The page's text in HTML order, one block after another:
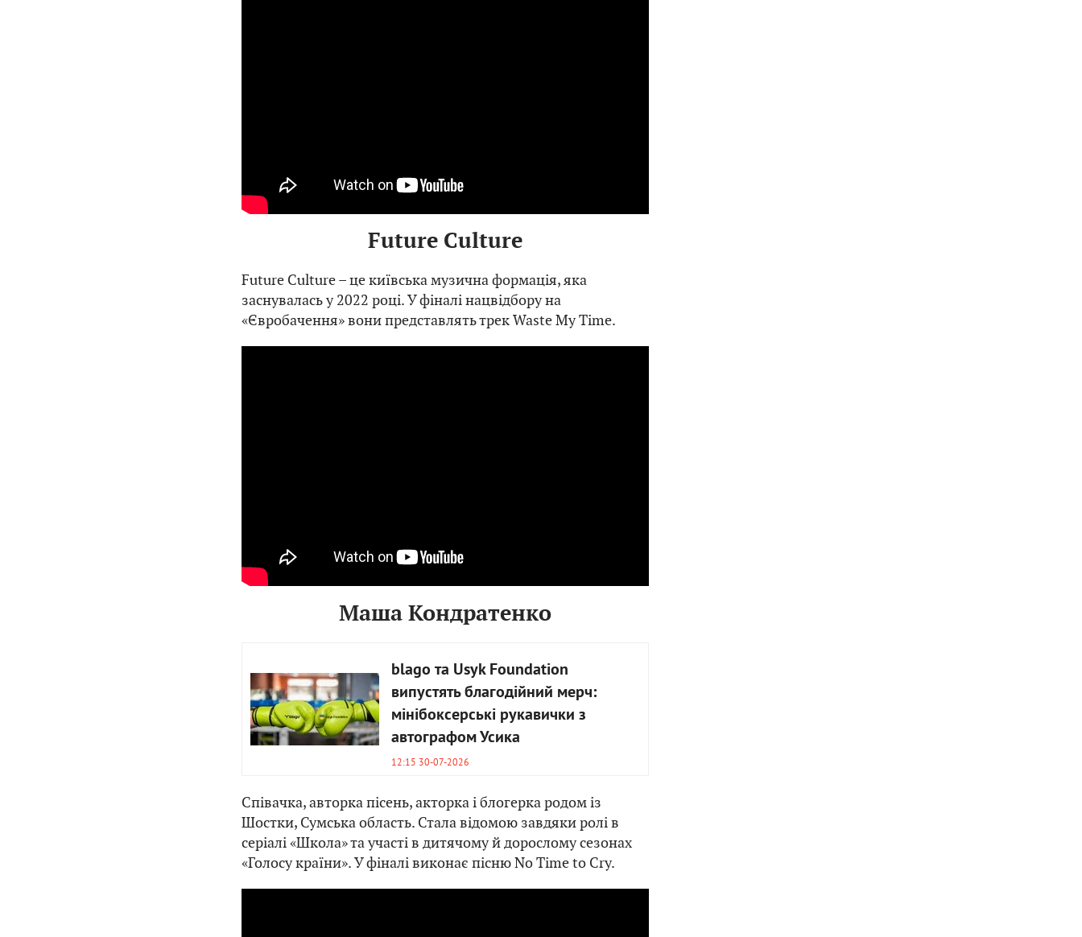
Future Culture
Future Culture – це київська музична формація, яка
заснувалась у 2022 році. У фіналі нацвідбору на
«Євробачення» вони представлять трек Waste My Time.
Маша Кондратенко
blago та Usyk Foundation
випустять благодійний мерч:
мінібоксерські рукавички з
автографом Усика
12:15 30-07-2026
Співачка, авторка пісень, акторка і блогерка родом із
Шостки, Сумська область. Стала відомою завдяки ролі в
серіалі «Школа» та участі в дитячому й дорослому сезонах
«Голосу країни». У фіналі виконає пісню No Time to Cry.